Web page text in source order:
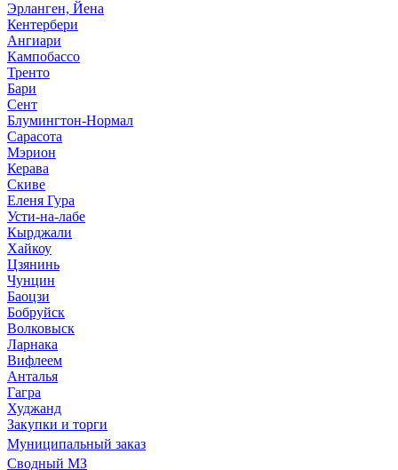
Эрланген, Йена
Кентербери
Ангиари
Кампобассо
Тренто
Бари
Сент
Блумингтон-Нормал
Сарасота
Мэрион
Керава
Скиве
Еленя Гура
Усти-на-лабе
Кырджали
Хайкоу
Цзянинь
Чунцин
Баоцзи
Бобруйск
Волковыск
Ларнака
Вифлеем
Анталья
Гагра
Худжанд
Закупки и торги
Муниципальный заказ
Сводный МЗ